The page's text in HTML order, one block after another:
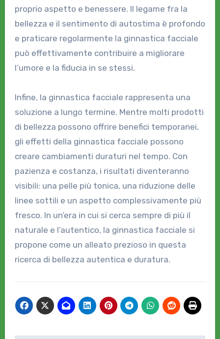
proprio aspetto e benessere. Il legame fra la
bellezza e il sentimento di autostima è profondo
e praticare regolarmente la ginnastica facciale
può effettivamente contribuire a migliorare
l’umore e la fiducia in se stessi.
Infine, la ginnastica facciale rappresenta una
soluzione a lungo termine. Mentre molti prodotti
di bellezza possono offrire benefici temporanei,
gli effetti della ginnastica facciale possono
creare cambiamenti duraturi nel tempo. Con
pazienza e costanza, i risultati diventeranno
visibili: una pelle più tonica, una riduzione delle
linee sottili e un aspetto complessivamente più
fresco. In un’era in cui si cerca sempre di più il
naturale e l’autentico, la ginnastica facciale si
propone come un alleato prezioso in questa
ricerca di bellezza autentica e duratura.